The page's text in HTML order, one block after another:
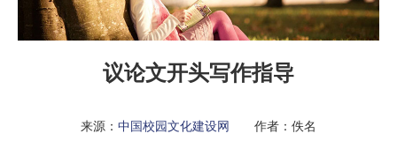
议论文开头写作指导
来源： 中国校园文化建设网 作者：佚名